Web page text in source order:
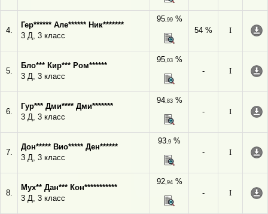
4.
Гер****** Але****** Ник*******
3 Д, 3 класс
95,99%
54 %
I
5.
Бло*** Кир*** Ром******
3 Д, 3 класс
95,03%
-
I
6.
Гур*** Дми**** Дми*******
3 Д, 3 класс
94,83%
-
I
7.
Дон***** Вио***** Ден******
3 Д, 3 класс
93,9 %
-
I
8.
Мух** Дан*** Кон***********
3 Д, 3 класс
92,94%
-
I